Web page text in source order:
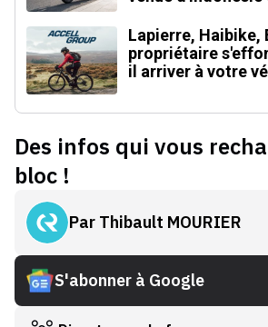
Lapierre, Haibike,
propriétaire
il arriver à votre
Des infos qui vous
bloc !
Par Thibault MOURIER
S'abonner à Google